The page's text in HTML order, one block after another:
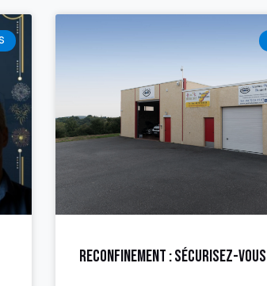
Reconfinement : sécurisez-